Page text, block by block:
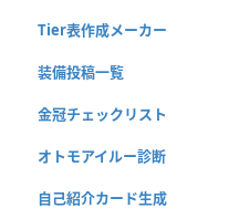
Tier表作成メーカー
装備投稿一覧
金冠チェックリスト
オトモアイルー診断
自己紹介カード生成